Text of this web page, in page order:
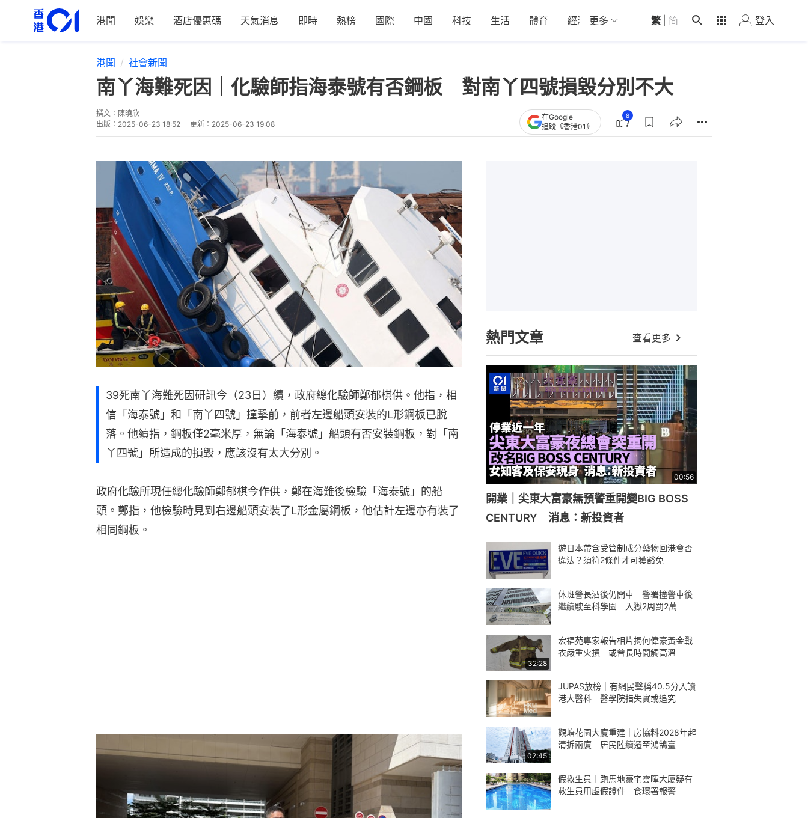
港聞 娛樂 酒店優惠碼 天氣消息 即時 熱榜 國際 中國 科技 生活 體育 經濟 01深圳 觀點 健康 好食玩飛
更多 繁 简 登入
港聞 社會新聞
南丫海難死因｜化驗師指海泰號有否鋼板 對南丫四號損毀分別不大
撰文： 陳曉欣
出版： 2025-06-23 18:52 更新： 2025-06-23 19:08
在Google
追蹤《香港01》
8
39死南丫海難死因研訊今（23日）續，政府總化驗師鄭郁棋供。他指，相
信「海泰號」和「南丫四號」撞擊前，前者左邊船頭安裝的L形鋼板已脫
落。他續指，鋼板僅2毫米厚，無論「海泰號」船頭有否安裝鋼板，對「南
丫四號」所造成的損毀，應該沒有太大分別。
政府化驗所現任總化驗師鄭郁棋今作供，鄭在海難後檢驗「海泰號」的船
頭。鄭指，他檢驗時見到右邊船頭安裝了L形金屬鋼板，他估計左邊亦有裝了
相同鋼板。
熱門文章 查看更多
00:56
開業｜尖東大富豪無預警重開變BIG BOSS
CENTURY 消息：新投資者
遊日本帶含受管制成分藥物回港會否
違法？須符2條件才可獲豁免
休班警長酒後仍開車 警署撞警車後
繼續駛至科學園 入獄2周罰2萬
32:28
宏福苑專家報告相片揭何偉豪黃金戰
衣嚴重火損 或曾長時間觸高溫
JUPAS放榜｜有網民聲稱40.5分入讀
港大醫科 醫學院指失實或追究
02:45
觀塘花園大廈重建｜房協料2028年起
清拆兩廈 居民陸續遷至鴻鵠臺
假救生員｜跑馬地豪宅雲暉大廈疑有
救生員用虛假證件 食環署報警